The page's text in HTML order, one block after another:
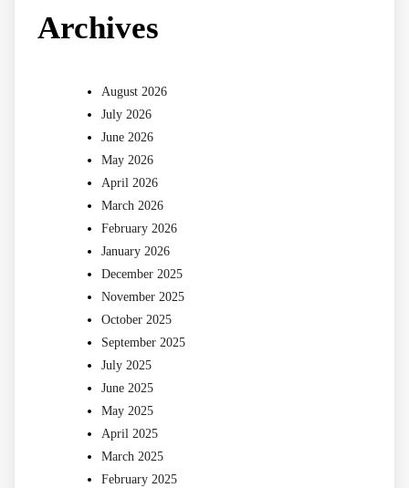
Archives
August 2026
July 2026
June 2026
May 2026
April 2026
March 2026
February 2026
January 2026
December 2025
November 2025
October 2025
September 2025
July 2025
June 2025
May 2025
April 2025
March 2025
February 2025